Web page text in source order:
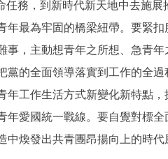
務，到新時代新天地中去施展
最為牢固的橋梁紐帶。要緊扣
，主動想青年之所想、急青年
的全面領導落實到工作的全過
年工作生活方式新變化新特點
愛國統一戰線。要自覺對標
煥發出共青團昂揚向上的時代